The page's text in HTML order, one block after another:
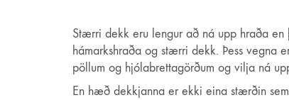
Stærri dekk eru lengur að ná upp hraða
hámarkshraða og stærri dekk. Þess vegna
pöllum og hjólabrettagörðum og vilja ná
En hæð dekkjanna er ekki eina stærðin